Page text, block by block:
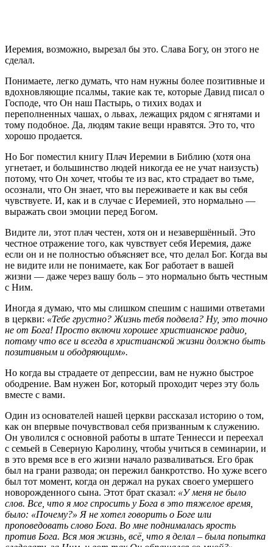
Иеремия, возможно, вырезал бы это. Слава Богу, он этого не
сделал.
Понимаете, легко думать, что нам нужны более позитивные и
вдохновляющие псалмы, такие как те, которые Давид писал о
Господе, что Он наш Пастырь, о тихих водах и
переполненных чашах, о львах, лежащих рядом с ягнятами и
тому подобное. Да, людям такие вещи нравятся. Это то, что
хорошо продается.
Но Бог поместил книгу Плач Иеремии в Библию (хотя она
угнетает, и большинство людей никогда ее не учат наизусть)
потому, что Он хочет, чтобы те из вас, кто страдает во тьме,
осознали, что Он знает, что вы переживаете и как вы себя
чувствуете. И, как и в случае с Иеремией, это нормально —
выражать свои эмоции перед Богом.
Видите ли, этот плач честен, хотя он и незавершённый. Это
честное отражение того, как чувствует себя Иеремия, даже
если он и не полностью объясняет все, что делал Бог. Когда вы
не видите или не понимаете, как Бог работает в вашей
жизни — даже через вашу боль – это нормально быть честным
с Ним.
Иногда я думаю, что мы слишком спешим с нашими ответами
в церкви: «Тебе грустно? Жизнь тебя подвела? Ну, это точно
не от Бога! Просто включи хорошее христианское радио,
потому что все и всегда в христианской жизни должно быть
позитивным и ободряющим».
Но когда вы страдаете от депрессии, вам не нужно быстрое
ободрение. Вам нужен Бог, который проходит через эту боль
вместе с вами.
Один из основателей нашей церкви рассказал историю о том,
как он впервые почувствовал себя призванным к служению.
Он уволился с основной работы в штате Теннесси и переехал
с семьей в Северную Каролину, чтобы учиться в семинарии, и
в это время все в его жизни начало разваливаться. Его брак
был на грани развода; он пережил банкротство. Но хуже всего
был тот момент, когда он держал на руках своего умершего
новорожденного сына. Этот брат сказал: «У меня не было
слов. Все, что я мог спросить у Бога в это тяжелое время,
было: «Почему?» Я не хотел говорить о Боге или
проповедовать слово Бога. Во мне поднималась ярость
против Бога. Вся моя жизнь, всё, что я делал – была попытка